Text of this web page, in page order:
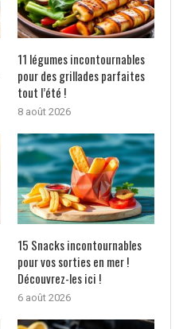
11 légumes incontournables
pour des grillades parfaites
tout l’été !
8 août 2026
15 Snacks incontournables
pour vos sorties en mer !
Découvrez-les ici !
6 août 2026